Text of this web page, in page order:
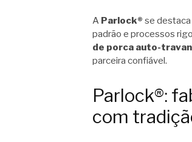
A Parlock® se
padrão e processos
de porca auto-
parceira confiável.
Parlock®:
com